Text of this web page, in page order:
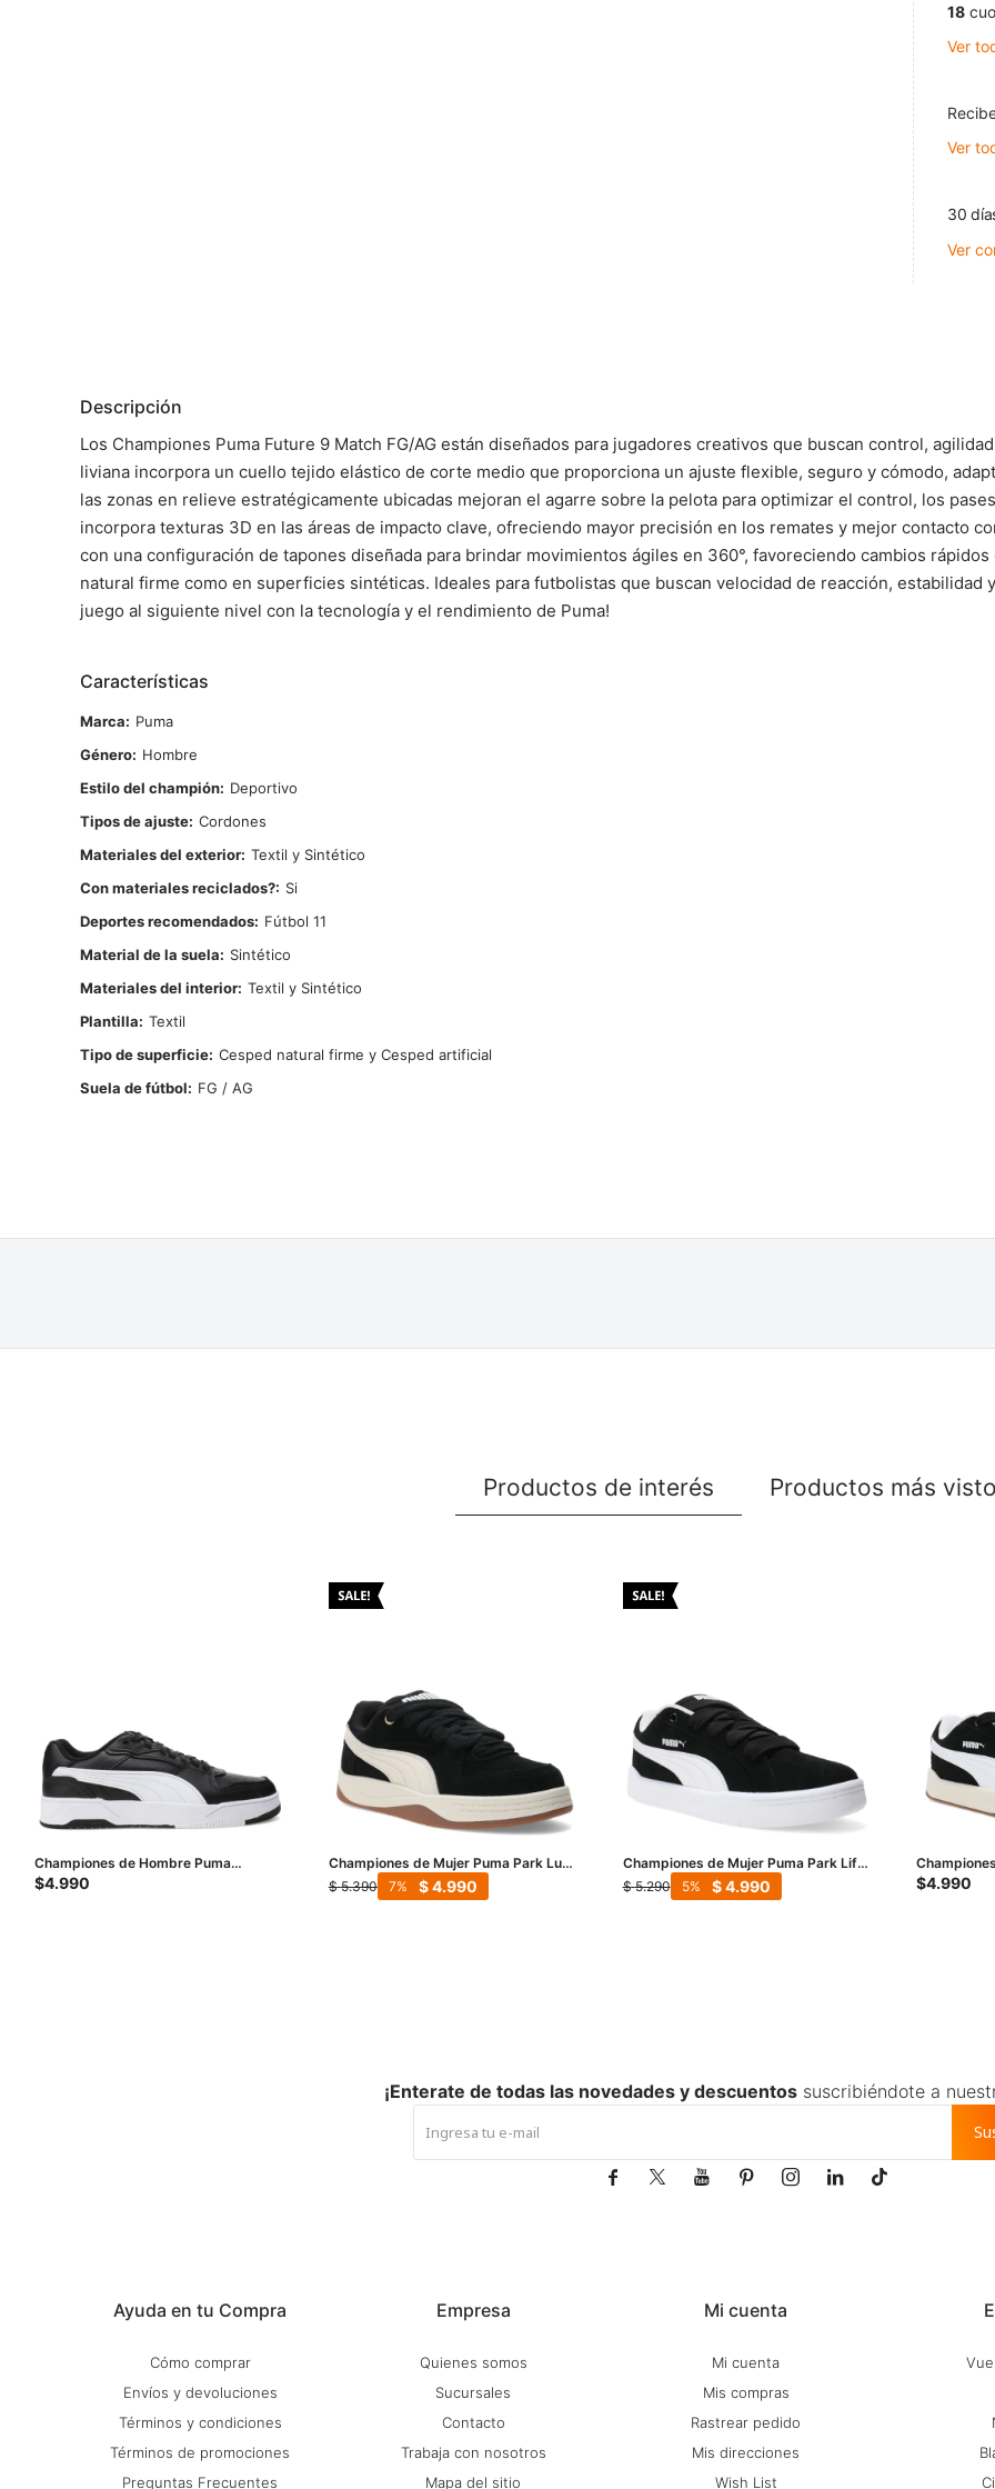
18
Ver
Ver
30
Ver
Descripción
Los Championes Puma Future 9 Match FG/AG están diseñados para jugadores creativos que buscan control,
liviana incorpora un cuello tejido elástico de corte medio que proporciona un ajuste flexible, seguro y cómodo,
las zonas en relieve estratégicamente ubicadas mejoran el agarre sobre la pelota para optimizar el control, los
incorpora texturas 3D en las áreas de impacto clave, ofreciendo mayor precisión en los remates y mejor contacto
con una configuración de tapones diseñada para brindar movimientos ágiles en 360°, favoreciendo cambios
natural firme como en superficies sintéticas. Ideales para futbolistas que buscan velocidad de reacción, estabilidad
juego al siguiente nivel con la tecnología y el rendimiento de Puma!
Características
Marca
Puma
Género
Hombre
Estilo del champión
Deportivo
Tipos de ajuste Cordones
Materiales del exterior Textil y Sintético
Con materiales reciclados?
Si
Deportes recomendados
Fútbol 11
Material de la suela
Sintético
Materiales del interior Textil y Sintético
Plantilla
Textil
Tipo de superficie Cesped natural firme y Cesped artificial
Suela de fútbol
FG / AG
Productos de interés Productos más
Championes de Hombre Puma
Rebound Break - Negro - Blanco
$4.990
Championes de Mujer Puma Park Luna
SD - Negro - Beige
$ 5.390 $4.990
7
Championes de Mujer Puma Park Life
Style Easy - Negro - Blanco
$ 5.290 $ 4.990
5
Lifestyle
$4.990
Ayuda en tu Compra
Cómo comprar
Envíos y devoluciones
Términos y condiciones
Términos de promociones
Preguntas Frecuentes
Empresa
Quienes somos
Sucursales
Contacto
Trabaja con nosotros
Mapa del sitio
Mi cuenta
Mi cuenta
Mis compras
Rastrear pedido
Mis direcciones
Wish List
¡Enterate de todas las novedades y descuentossuscribiéndote a
      